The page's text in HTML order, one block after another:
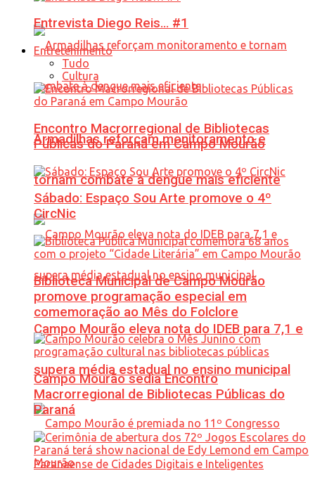
Armadilhas reforçam monitoramento e
tornam combate à dengue mais eficiente
Campo Mourão eleva nota do IDEB para 7,1 e
supera média estadual no ensino municipal
Entrevista Diego Reis… #1
Entretenimento
Tudo
Cultura
Encontro Macrorregional de Bibliotecas
Públicas do Paraná em Campo Mourão
Sábado: Espaço Sou Arte promove o 4º
CircNic
Biblioteca Municipal de Campo Mourão
promove programação especial em
comemoração ao Mês do Folclore
Campo Mourão sedia Encontro
Macrorregional de Bibliotecas Públicas do
Paraná